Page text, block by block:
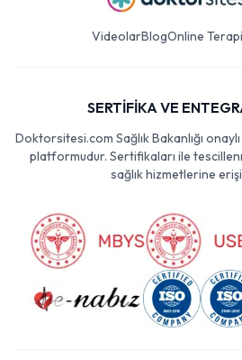
VideolarBlogOnline Terapi
SERTİFİKA VE
Doktorsitesi.com Sağlık Bakanlığı
platformudur. Sertifikaları ile
sağlık hizmetlerine